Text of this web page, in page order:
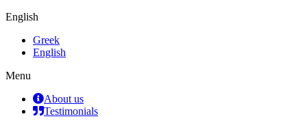
English
Greek
English
Menu
About us
Testimonials